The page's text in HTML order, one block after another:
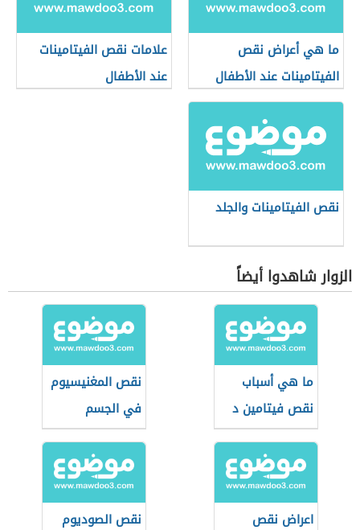
ما هي أعراض نقص
الفيتامينات عند الأطفال
علامات نقص الفيتامينات
عند الأطفال
نقص الفيتامينات والجلد
الزوار شاهدوا أيضاً
ما هي أسباب
نقص فيتامين د
نقص المغنيسيوم
في الجسم
اعراض نقص
نقص الصوديوم